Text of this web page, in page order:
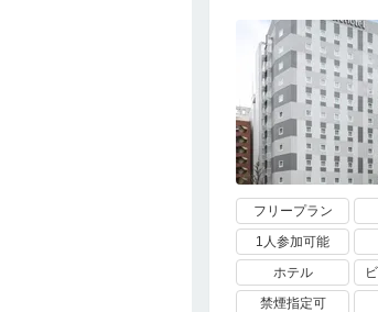
フリープラン
1人参加可能
ホテル
禁煙指定可